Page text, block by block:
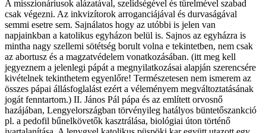
A misszionáriusok alázatával, szelídségével és türelmével szabad
csak végezni. Az inkvizítorok arroganciájával és durvaságával
semmi esetre sem. Sajnálatos hogy az utóbbi is jelen van
napjainkban a katolikus egyházon belül is. Sajnos az egyházra is
mintha nagy szellemi sötétség borult volna e tekintetben, nem csak
az abortusz és a magzatvédelem vonatkozásában. (itt meg kell
jegyeznem a jelenlegi pápát a megnyilatkozásai alapján szerencsére
kivételnek tekinthetem egyenlőre! Természetesen nem ismerem az
összes pápai állásfoglalást ezért a véleményem megváltoztatásának
jogát fenntartom.) II. János Pál pápa és az említett orvosnő
hazájában, Lengyelországban törvényileg hatályos büntetőszankció
pl. a pedofil bűnelkövetők kasztrálása, biológiai úton történő